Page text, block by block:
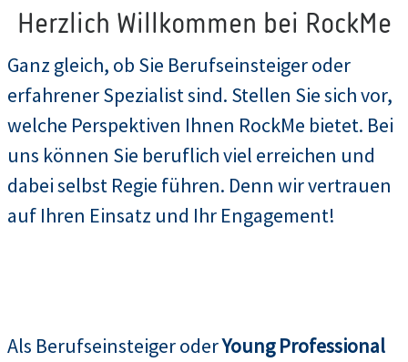
Herzlich Willkommen bei RockMe
Ganz gleich, ob Sie Berufseinsteiger oder
erfahrener Spezialist sind. Stellen Sie sich vor,
welche Perspektiven Ihnen RockMe bietet. Bei
uns können Sie beruflich viel erreichen und
dabei selbst Regie führen. Denn wir vertrauen
auf Ihren Einsatz und Ihr Engagement!
Als Berufseinsteiger oderYoung Professional